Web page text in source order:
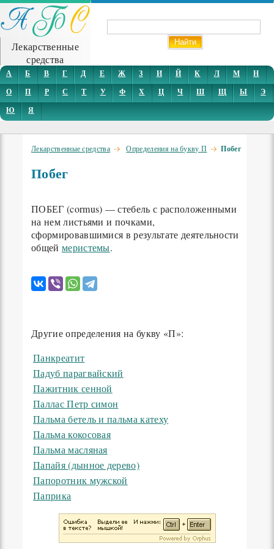
Лекарственные
средства
А Б В Г Д Е Ж З И Й К Л М
Н
О
П Р С Т У Ф Х Ц Ч Ш Щ Ы
Э
Ю
Я
Лекарственные средства Определения на букву П Побег
Побег
ПОБЕГ (cormus) — стебель с расположенными
на нем листьями и почками,
сформировавшимися в результате деятельности
общей меристемы.
Другие определения на букву «П»:
Панкреатит
Падуб парагвайский
Пажитник сенной
Паллас Петр симон
Пальма бетель и пальма катеху
Пальма кокосовая
Пальма масляная
Папайя (дынное дерево)
Папоротник мужской
Паприка